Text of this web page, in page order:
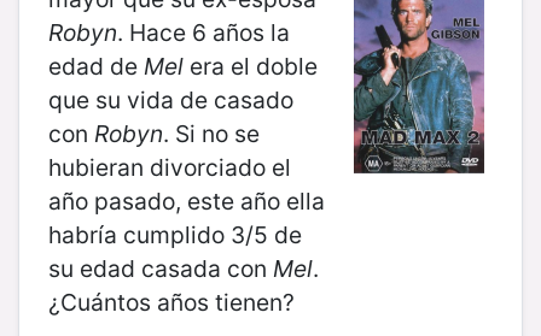
Robyn. Hace 6 años la
edad de Mel era el doble
que su vida de casado
con Robyn. Si no se
hubieran divorciado el
año pasado, este año ella
habría cumplido 3/5 de
su edad casada con Mel.
¿Cuántos años tienen?